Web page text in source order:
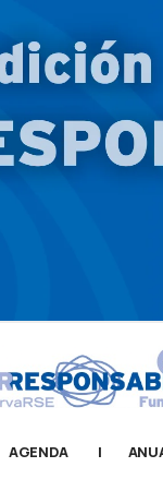
AGENDA |